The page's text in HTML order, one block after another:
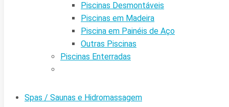
Piscinas Desmontáveis
Piscinas em Madeira
Piscina em Painéis de Aço
Outras Piscinas
Piscinas Enterradas
Spas / Saunas e Hidromassagem